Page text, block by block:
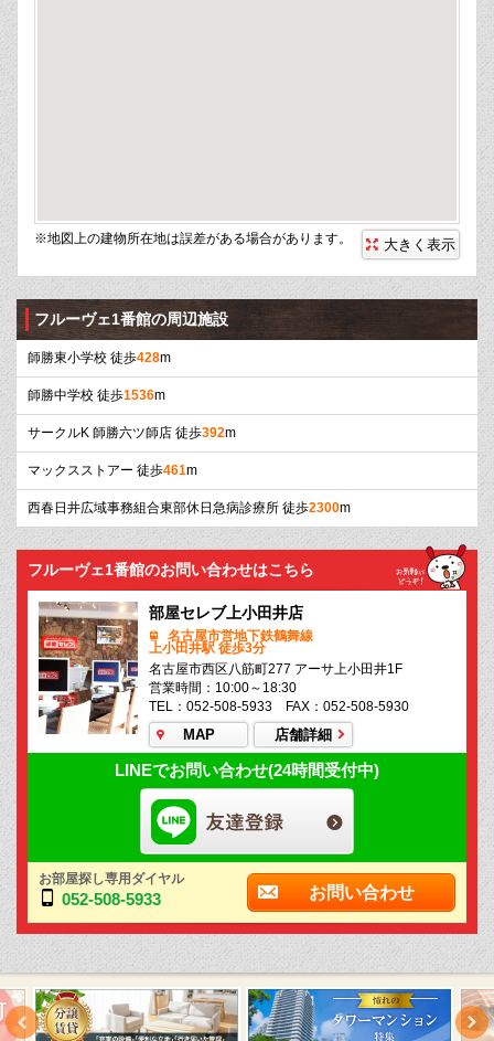
※地図上の建物所在地は誤差がある場合があります。 大きく表示
フルーヴェ1番館の周辺施設
師勝東小学校 徒歩428m
師勝中学校 徒歩1536m
サークルK 師勝六ツ師店 徒歩392m
マックスストアー 徒歩461m
西春日井広域事務組合東部休日急病診療所 徒歩2300m
フルーヴェ1番館のお問い合わせはこちら
部屋セレブ上小田井店
名古屋市営地下鉄鶴舞線
上小田井駅 徒歩3分
名古屋市西区八筋町277 アーサ上小田井1F
営業時間：10:00～18:30
TEL：052-508-5933 FAX：052-508-5930
MAP 店舗詳細
LINEでお問い合わせ(24時間受付中)
お部屋探し専用ダイヤル
052-508-5933 お問い合わせ